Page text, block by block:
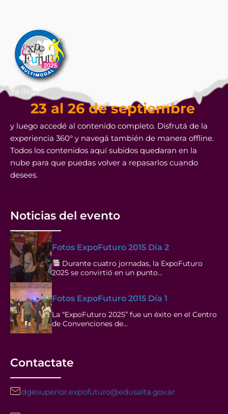
Ya llega
23 al 26 de septiembre
y luego accedé al contenido completo. Disfrutá de la
experiencia 360° y navegá también de manera offline.
Todos los contenidos aquí subidos quedaran en la
nube para que puedas volver a repasarlos cuando
desees.
Noticias del evento
Fotos ExpoFuturo 2015 Día 2
Durante cuatro jornadas, la ExpoFuturo
2025 se convirtió en un punto…
Fotos ExpoFuturo 2015 Día 1
La “ExpoFuturo 2025” fue un éxito en el Centro
de Convenciones de…
Contactate
dgesuperior.expofuturo@edusalta.gov.ar